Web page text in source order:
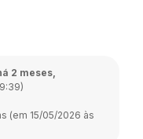
2 meses,
(em 15/05/2026 às